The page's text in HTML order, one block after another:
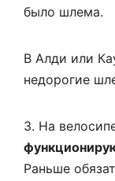
было шлема.
В Алди или
недорогие
3. На
Раньше